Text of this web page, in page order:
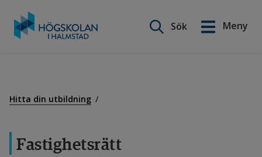
Sök
Meny
Hitta din utbildning
Fastighetsrätt
English